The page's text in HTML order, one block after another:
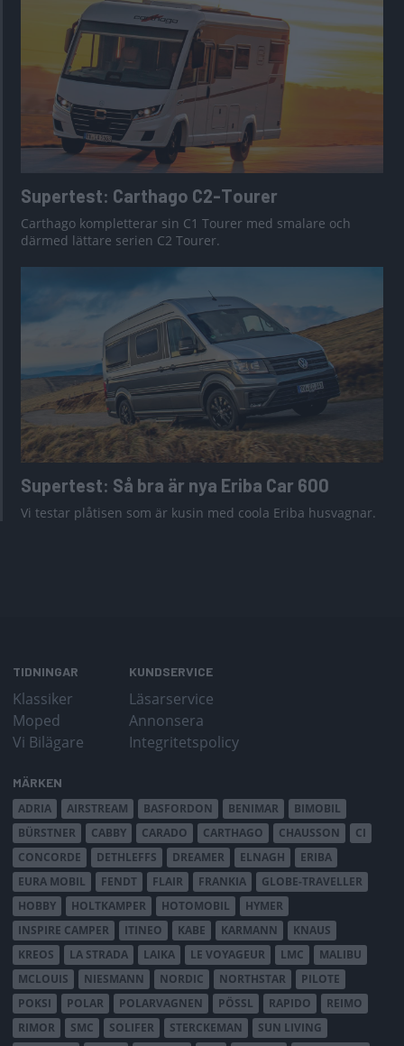
Supertest: Carthago C2-Tourer
Carthago kompletterar sin C1 Tourer med smalare och
därmed lättare serien C2 Tourer.
Supertest: Så bra är nya Eriba Car 600
Vi testar plåtisen som är kusin med coola Eriba husvagnar.
TIDNINGAR
Klassiker
Moped
Vi Bilägare
KUNDSERVICE
Läsarservice
Annonsera
Integritetspolicy
MÄRKEN
ADRIA
AIRSTREAM BASFORDON BENIMAR
BIMOBIL
BÜRSTNER
CABBY CARADO CARTHAGO CHAUSSON
CI
CONCORDE
DETHLEFFS DREAMER ELNAGH
ERIBA
EURA MOBIL
FENDT FLAIR FRANKIA
GLOBE-TRAVELLER
HOBBY
HOLTKAMPER HOTOMOBIL
HYMER
INSPIRE CAMPER
ITINEO KABE KARMANN
KNAUS
KREOS
LA STRADA LAIKA LE VOYAGEUR LMC
MALIBU
MCLOUIS
NIESMANN NORDIC NORTHSTAR
PILOTE
POKSI
POLAR POLARVAGNEN PÖSSL RAPIDO
REIMO
RIMOR
SMC SOLIFER STERCKEMAN
SUN LIVING